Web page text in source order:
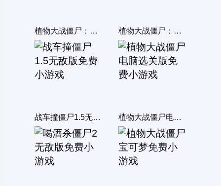
植物大战僵尸：变种之王 植物大战僵尸：沙盒模拟器
战车撞僵尸1.5无敌版 植物大战僵尸电脑选关版